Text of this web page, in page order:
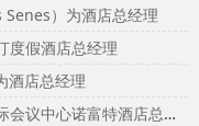
）为酒店总经理
度假酒店总经理
酒店总经理
华住集团诺富特品牌任命姜海洋为厦门国际会议中心诺富特酒店总经理